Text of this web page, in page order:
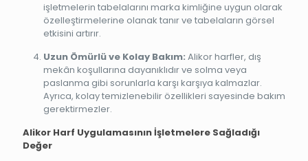
işletmelerin tabelalarını marka kimliğine uygun olarak
özelleştirmelerine olanak tanır ve tabelaların görsel
etkisini artırır.
Uzun Ömürlü ve Kolay Bakım: Alikor harfler, dış
mekân koşullarına dayanıklıdır ve solma veya
paslanma gibi sorunlarla karşı karşıya kalmazlar.
Ayrıca, kolay temizlenebilir özellikleri sayesinde bakım
gerektirmezler.
Alikor Harf Uygulamasının İşletmelere Sağladığı
Değer